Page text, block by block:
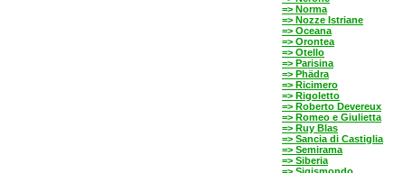
=> Norma
=> Nozze Istriane
=> Oceana
=> Orontea
=> Otello
=> Parisina
=> Phädra
=> Ricimero
=> Rigoletto
=> Roberto Devereux
=> Romeo e Giulietta
=> Ruy Blas
=> Sancia di Castiglia
=> Semirama
=> Siberia